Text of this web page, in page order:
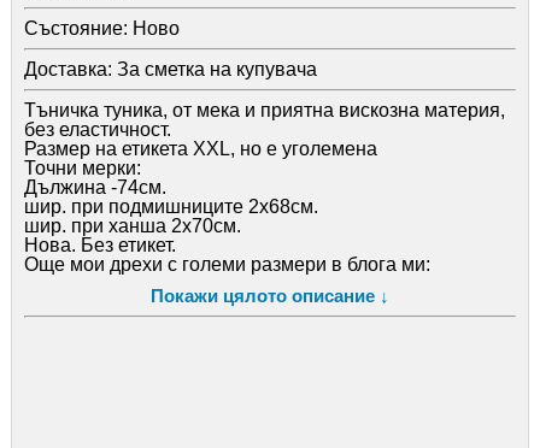
Състояние: Ново
Доставка: За сметка на купувача
Тъничка туника, от мека и приятна вискозна материя,
без еластичност.
Размер на етикета XXL, но е уголемена
Точни мерки:
Дължина -74см.
шир. при подмишниците 2х68см.
шир. при ханша 2х70см.
Нова. Без етикет.
Още мои дрехи с големи размери в блога ми:
Покажи цялото описание ↓